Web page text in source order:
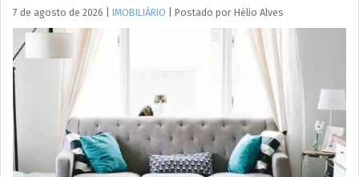
7 de agosto de 2026 IMOBILIÁRIO Postado por Hélio Alves